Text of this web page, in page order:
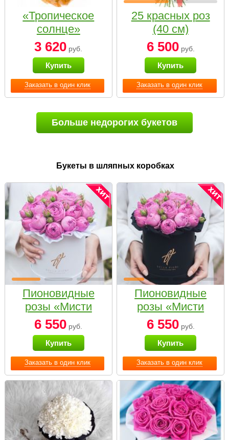
Заказать в один клик
«Тропическое
солнце»
3 620 руб.
Купить
Заказать в один клик
25 красных роз
(40 см)
6 500руб.
Купить
Больше недорогих букетов
Букеты в шляпных коробках
Заказать в один клик
Пионовидные
розы «Мисти
бабблс» в белой
коробке Small
6 550 руб.
Купить
Заказать в один клик
Пионовидные
розы «Мисти
бабблс» в
черной коробке
Small
6 550руб.
Купить